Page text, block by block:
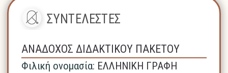
ΣΥΝΤΕΛΕΣΤΕΣ
ΑΝΑΔΟΧΟΣ ΔΙΔΑΚΤΙΚΟΥ ΠΑΚΕΤΟΥ
Φιλική ονομασία: ΕΛΛΗΝΙΚΗ ΓΡΑΦΗ